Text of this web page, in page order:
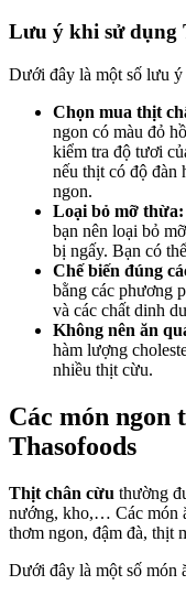
Lưu ý khi sử dụng
Dưới đây là một số lưu
Chọn mua thịt
ngon có màu đỏ
kiểm tra độ tươi
nếu thịt có độ đàn
ngon.
Loại bỏ mỡ thừa:
bạn nên loại bỏ
bị ngấy. Bạn có
Chế biến đúng
bằng các phương
và các chất dinh
Không nên ăn
hàm lượng
nhiều thịt cừu.
Các món ngon
Thasofoods
Thịt chân cừu thường
nướng, kho,… Các món
thơm ngon, đậm đà, thịt
Dưới đây là một số món